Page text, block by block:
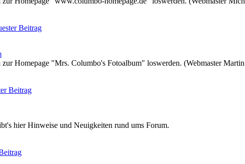
Homepage "Mrs. Columbo's Fotoalbum" loswerden. (Webmaster
hier Hinweise und Neuigkeiten rund ums Forum.